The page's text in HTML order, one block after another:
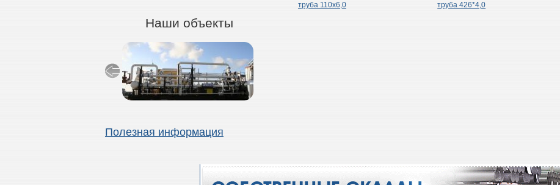
Наши объекты
Полезная информация
труба 110х6,0 труба 426*4,0